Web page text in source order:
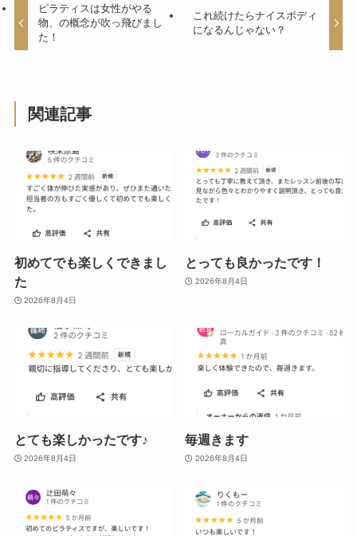
ピラティスは女性がやる
物、の概念が吹っ飛びまし
た！
これ続けたらナイスボディ
になるんじゃない？
関連記事
初めてでも楽しくできまし
た
2026年8月4日
とっても良かったです！
2026年8月4日
とても楽しかったです♪
2026年8月4日
毎週きます
2026年8月4日